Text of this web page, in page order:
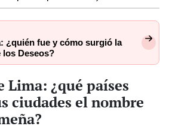
¿quién fue y cómo surgió la
los Deseos?
Lima: ¿qué países
ciudades el nombre